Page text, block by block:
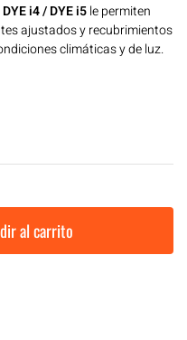
DYE i4 / DYE i5le permiten
ajustados y recubrimientos
climáticas y de luz.
al carrito